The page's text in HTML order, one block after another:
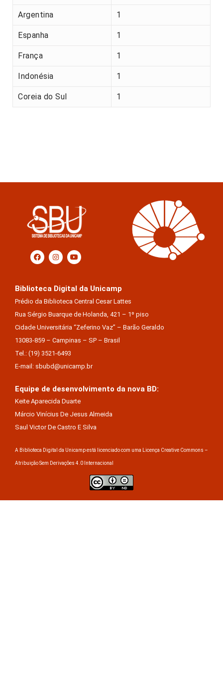
Argentina 1
Espanha 1
França 1
Indonésia 1
Coreia do Sul 1
Biblioteca Digital da Unicamp
Prédio da Biblioteca Central Cesar Lattes
Rua Sérgio Buarque de Holanda, 421 – 1º piso
Cidade Universitária “Zeferino Vaz” – Barão Geraldo
13083-859 – Campinas – SP – Brasil
Tel.: (19) 3521-6493
E-mail: sbubd@unicamp.br
Equipe de desenvolvimento da nova BD:
Keite Aparecida Duarte
Márcio Vinícius De Jesus Almeida
Saul Victor De Castro E Silva
A Biblioteca Digital da Unicamp está licenciado com uma Licença Creative Commons –
Atribuição Sem Derivações 4.0 Internacional